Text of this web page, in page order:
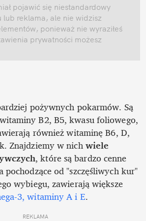
pojawić się niestandardowy
lub reklama, ale nie widzisz
ponieważ nie wyraziłeś
prywatności możesz
pożywnych pokarmów. Są
B2, B5, kwasu foliowego,
również witaminę B6, D,
Znajdziemy w nich wiele
, które są bardzo cenne
od "szczęśliwych kur"
wybiegu, zawierają większe
3, witaminy A i E.
REKLAMA